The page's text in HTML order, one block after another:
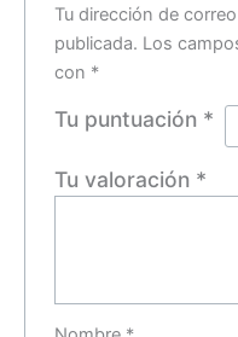
Tu dirección de
publicada. Los
con *
Tu puntuación *
Tu valoración *